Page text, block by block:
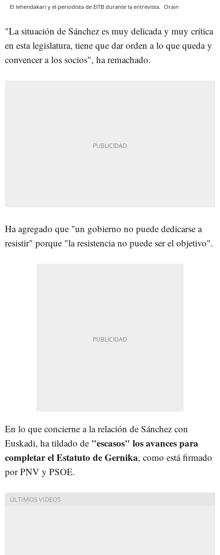
El lehendakari y el periodista de EITB durante la entrevista. Orain
"La situación de Sánchez es muy delicada y muy crítica
en esta legislatura, tiene que dar orden a lo que queda y
convencer a los socios", ha remachado.
Ha agregado que "un gobierno no puede dedicarse a
resistir" porque "la resistencia no puede ser el objetivo".
En lo que concierne a la relación de Sánchez con
Euskadi, ha tildado de "escasos" los avances para
completar el Estatuto de Gernika, como está firmado
por PNV y PSOE.